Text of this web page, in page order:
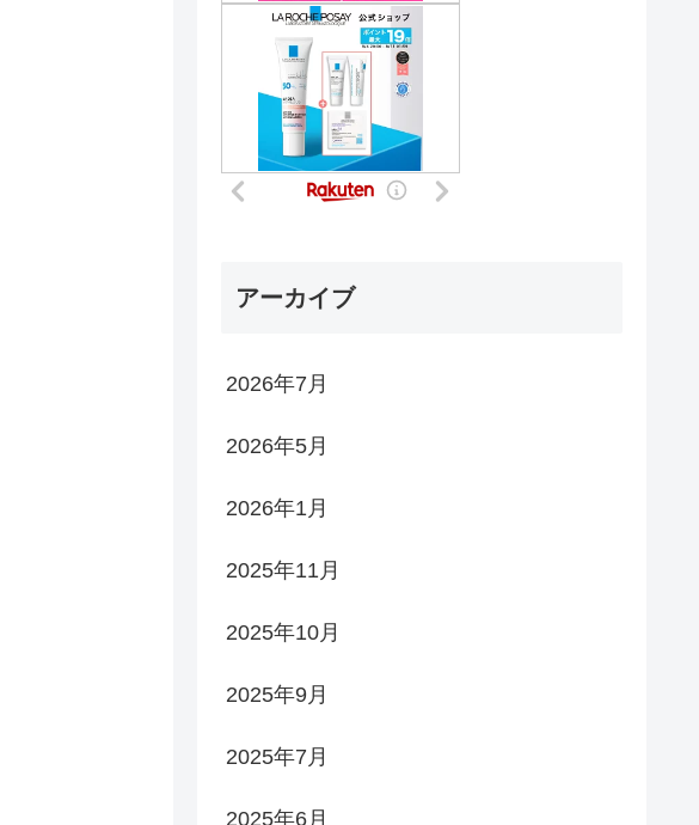
アーカイブ
2026年7月
2026年5月
2026年1月
2025年11月
2025年10月
2025年9月
2025年7月
2025年6月